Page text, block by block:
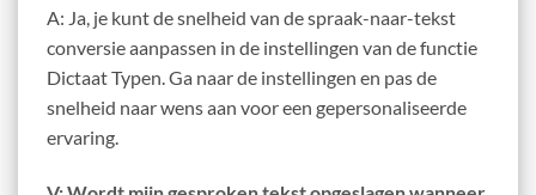
A: Ja, je kunt de snelheid van de spraak-naar-tekst
conversie aanpassen in de instellingen van de functie
Dictaat Typen. Ga naar de instellingen en pas de
snelheid naar wens aan voor een gepersonaliseerde
ervaring.